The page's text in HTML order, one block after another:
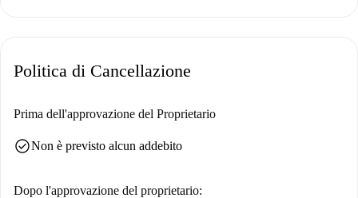
Politica di Cancellazione
Prima dell'approvazione del Proprietario
check_circleNon è previsto alcun addebito
Dopo l'approvazione del proprietario: